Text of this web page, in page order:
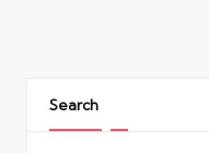
Search